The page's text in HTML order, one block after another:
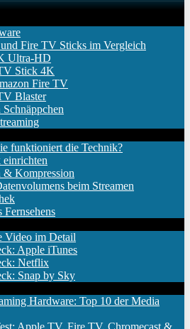
Fire TV Sticks im Vergleich
Ultra-HD
Stick 4K
Fire TV
Blaster
funktioniert die Technik?
& Kompression
beim Streamen
Fernsehens
Video im Detail
Apple iTunes
Netflix
Snap by Sky
Hardware: Top 10 der Media
Apple TV, Fire TV, Chromecast &